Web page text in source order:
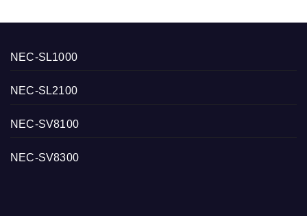
NEC-SL1000
NEC-SL2100
NEC-SV8100
NEC-SV8300